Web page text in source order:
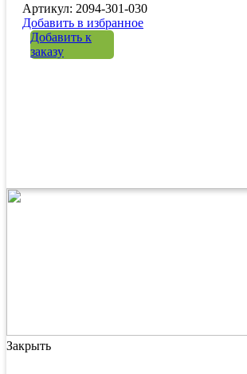
Артикул: 2094-301-030
Добавить в избранное
Добавить к
заказу
Закрыть